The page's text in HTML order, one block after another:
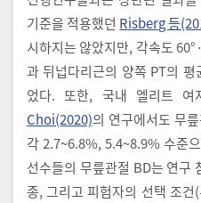
기준을 적용했던 Risberg 등
시하지는 않았지만, 각속도
과 뒤넙다리근의 양쪽 PT의
었다. 또한, 국내 엘리트 여
Choi(2020)의 연구에서도 무
각 2.7~6.8%, 5.4~8.9% 수준
선수들의 무릎관절 BD는 연구
종, 그리고 피험자의 선택 조